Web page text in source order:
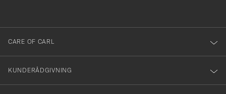
dig
till
vårt
nyhetsbrev!
CARE OF CARL
KUNDERÅDGIVNING